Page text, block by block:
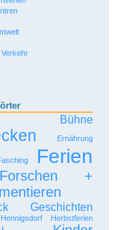
Bühne
Ernährung
Ferien
Forschen +
Geschichten
Hennigsdorf Herbstferien